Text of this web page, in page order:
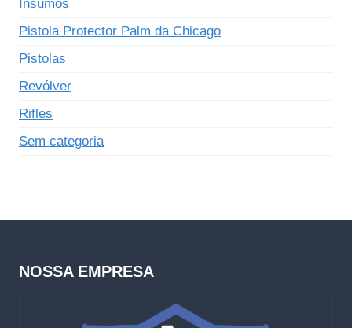
Insumos
Pistola Protector Palm da Chicago
Pistolas
Revólver
Rifles
Sem categoria
NOSSA EMPRESA